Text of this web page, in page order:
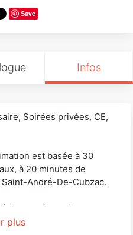
Save
Infos
Soirées privées, CE,
est basée à 30
à 20 minutes de
André-De-Cubzac.
nécessaire pour
comité entreprise...
plus